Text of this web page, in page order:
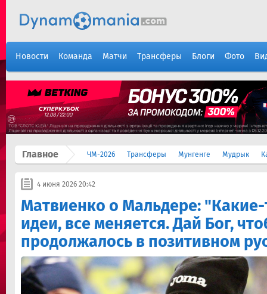
Новости Команда Матчи Трансферы Блоги Фото
Главное ЧМ-2026 Трансферы Мунгенге Мудрык
4 июня 2026 20:42
Матвиенко о Мальдере:
идеи, все меняется. Дай Бог,
продолжалось в позитивном